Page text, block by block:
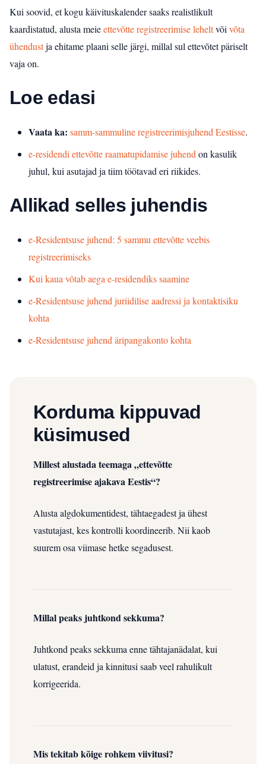
Kui soovid, et kogu käivituskalender saaks realistlikult
kaardistatud, alusta meieettevõtte registreerimise leheltvõi võta
ühendustja ehitame plaani selle järgi, millal sul ettevõtet päriselt
vaja on.
Loe edasi
Vaata ka: samm-sammuline registreerimisjuhend Eestisse.
e-residendi ettevõtte raamatupidamise juhend on kasulik
juhul, kui asutajad ja tiim töötavad eri riikides.
Allikad selles juhendis
e-Residentsuse juhend: 5 sammu ettevõtte veebis
registreerimiseks
Kui kaua võtab aega e-residendiks saamine
e-Residentsuse juhend juriidilise aadressi ja kontaktisiku
kohta
e-Residentsuse juhend äripangakonto kohta
Korduma kippuvad
küsimused
Millest alustada teemaga „ettevõtte
registreerimise ajakava Eestis“?
Alusta algdokumentidest, tähtaegadest ja ühest
vastutajast, kes kontrolli koordineerib. Nii kaob
suurem osa viimase hetke segadusest.
Millal peaks juhtkond sekkuma?
Juhtkond peaks sekkuma enne tähtajanädalat, kui
ulatust, erandeid ja kinnitusi saab veel rahulikult
korrigeerida.
Mis tekitab kõige rohkem viivitusi?